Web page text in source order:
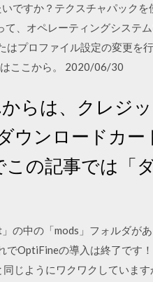
ですか？テクスチャパックを
、オペレーティングシステ
プロファイル設定の変更を行
ここから。 2020/06/30
らは、クレジ
ウンロードカー
この記事では「
の中の「mods」フォルダが
でOptiFineの導入は終了です
じようにワクワクしています